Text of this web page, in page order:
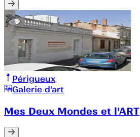
Périgueux
Galerie d'art
Mes Deux Mondes et l'ART